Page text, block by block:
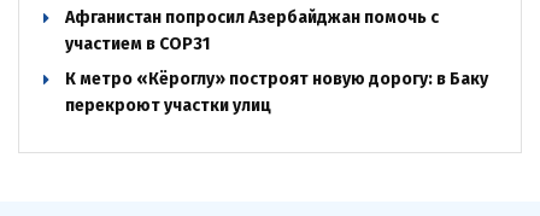
Афганистан попросил Азербайджан помочь с
участием в COP31
К метро «Кёроглу» построят новую дорогу: в Баку
перекроют участки улиц